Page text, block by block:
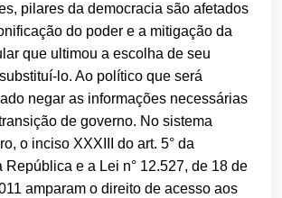
pilares da democracia são afetados
do poder e a mitigação da
que ultimou a escolha de seu
lo. Ao político que será
negar as informações necessárias
de governo. No sistema
o inciso XXXIII do art. 5° da
República e a Lei n° 12.527, de 18 de
amparam o direito de acesso aos